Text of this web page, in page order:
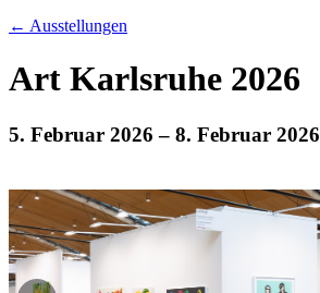
← Ausstellungen
Art Karlsruhe 2026
5. Februar 2026 – 8. Februar 2026